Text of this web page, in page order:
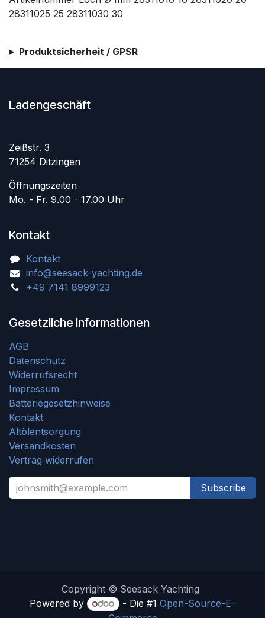
28311025 25 28311030 30
Produktsicherheit / GPSR
Ladengeschäft
Zeißstr. 3
71254 Ditzingen
Öffnungszeiten
Mo. - Fr. 9.00 - 17.00 Uhr
Kontakt
Kontakt
info@seesack-yachting.de
+49 7141 8999123
Gesetzliche Informationen
AGB
Datenschutz
Widerrufsrecht
Impressum
Batteriegesetzhinweise
Kontakt
Altölentsorgung
Versandkosten
Vertrag widerrufen
Subscribe
Copyright © Seesack Yachting
Powered by
- Die #1 Open-Source-E-